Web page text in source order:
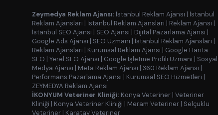
Zeymedya Reklam Ajansı: İstanbul Reklam Ajansı | İstanbul
Reklam Ajansları | İstanbul Reklam Ajansları | Reklam Ajansı |
İstanbul SEO Ajansı | SEO Ajansı | Dijital Pazarlama Ajansı |
Google Ads Ajansı | SEO Uzmanı | İstanbul Reklam Ajansları |
Reklam Ajansları | Kurumsal Reklam Ajansı | Google Harita
SEO | Yerel SEO Ajansı | Google İşletme Profili Uzmanı | Sosyal
Medya Ajansı | Meta Reklam Ajansı | 360 Reklam Ajansı |
Performans Pazarlama Ajansı | Kurumsal SEO Hizmetleri |
ZEYMEDYA Reklam Ajansı
İKONYUM Veteriner Kliniği: Konya Veteriner | Veteriner
Kliniği | Konya Veteriner Kliniği | Meram Veteriner | Selçuklu
Veteriner | Karatay Veteriner